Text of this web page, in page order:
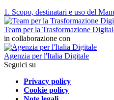
1. Scopo, destinatari e uso del
Team per la Trasformazione
in collaborazione con
Agenzia per l'Italia Digitale
Seguici su
Privacy policy
Cookie policy